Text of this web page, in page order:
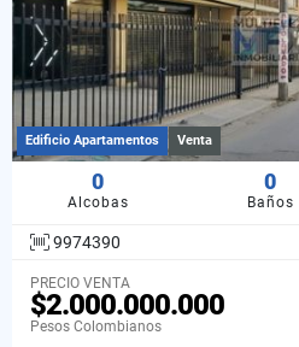
Edificio Apartamentos Venta
0
Alcobas
0
Baños
9974390
PRECIO VENTA
$2.000.000.000
Pesos Colombianos